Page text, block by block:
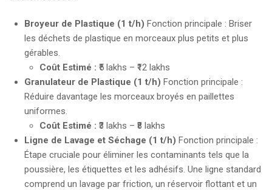
Broyeur de Plastique (1 t/h) Fonction principale : Briser
les déchets de plastique en morceaux plus petits et plus
gérables.
Coût Estimé : ₹5 lakhs – ₹12 lakhs
Granulateur de Plastique (1 t/h) Fonction principale :
Réduire davantage les morceaux broyés en paillettes
uniformes.
Coût Estimé : ₹3 lakhs – ₹8 lakhs
Ligne de Lavage et Séchage (1 t/h) Fonction principale :
Étape cruciale pour éliminer les contaminants tels que la
poussière, les étiquettes et les adhésifs. Une ligne standard
comprend un lavage par friction, un réservoir flottant et un